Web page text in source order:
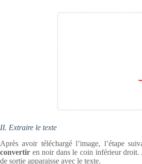
II. Extraire le texte
Après avoir téléchargé l’image, l’étape
convertir en noir dans le coin inférieur droit.
de sortie apparaisse avec le texte.